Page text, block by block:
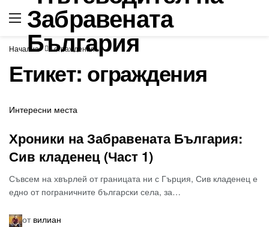
Начална ограждения
Етикет: ограждения
Интересни места
Хроники на Забравената България:
Сив кладенец (Част 1)
Съвсем на хвърлей от границата ни с Гърция, Сив кладенец е
едно от пограничните български села, за…
от вилиан